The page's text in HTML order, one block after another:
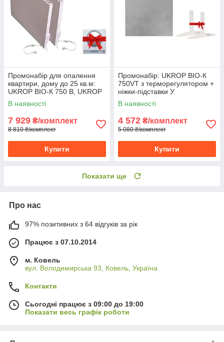
Промонабір для опалення
квартири, дому до 25 кв.м:
UKROP BІО-К 750 В, UKROP
К 475V + термостат
В наявності
7 929 ₴/комплект
8 810 ₴/комплект
Купити
Промонабір: UKROP BIO-К
750VТ з терморегулятором +
ніжки-підставки У
ПОДАРУНОК!
В наявності
4 572 ₴/комплект
5 080 ₴/комплект
Купити
Показати ще
Про нас
97% позитивних з 64 відгуків за рік
Працює з 07.10.2014
м. Ковель
вул. Володимирська 93, Ковель, Україна
Контакти
Сьогодні працює з 09:00 до 19:00
Показати весь графік роботи